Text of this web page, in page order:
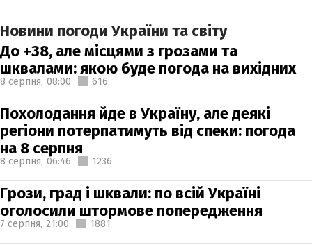
Новини погоди України та світу
До +38, але місцями з грозами та
шквалами: якою буде погода на вихідних
8 серпня, 08:00 616
Похолодання йде в Україну, але деякі
регіони потерпатимуть від спеки: погода
на 8 серпня
8 серпня, 06:46 1236
Грози, град і шквали: по всій Україні
оголосили штормове попередження
7 серпня, 21:00 1881